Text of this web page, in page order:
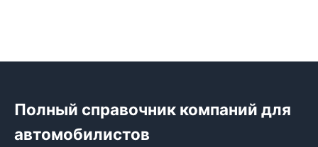
Полный справочник компаний для
автомобилистов